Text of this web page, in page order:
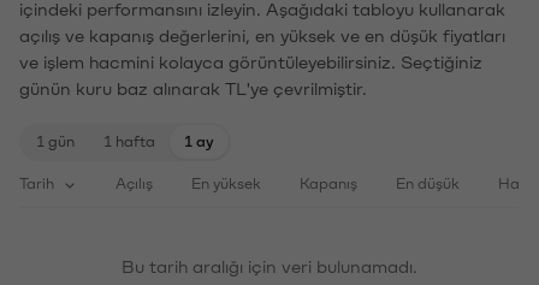
içindeki performansını izleyin. Aşağıdaki tabloyu kullanarak
açılış ve kapanış değerlerini, en yüksek ve en düşük fiyatları
ve işlem hacmini kolayca görüntüleyebilirsiniz. Seçtiğiniz
günün kuru baz alınarak TL'ye çevrilmiştir.
1 gün 1 hafta 1 ay
Tarih Açılış En yüksek Kapanış En düşük
Bu tarih aralığı için veri bulunamadı.